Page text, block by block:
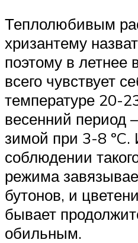
Теплолюбивым
хризантему
поэтому в
всего чувствует
температуре 20-
весенний период
зимой при 3-8 ºC.
соблюдении
режима
бутонов, и
бывает
обильным.